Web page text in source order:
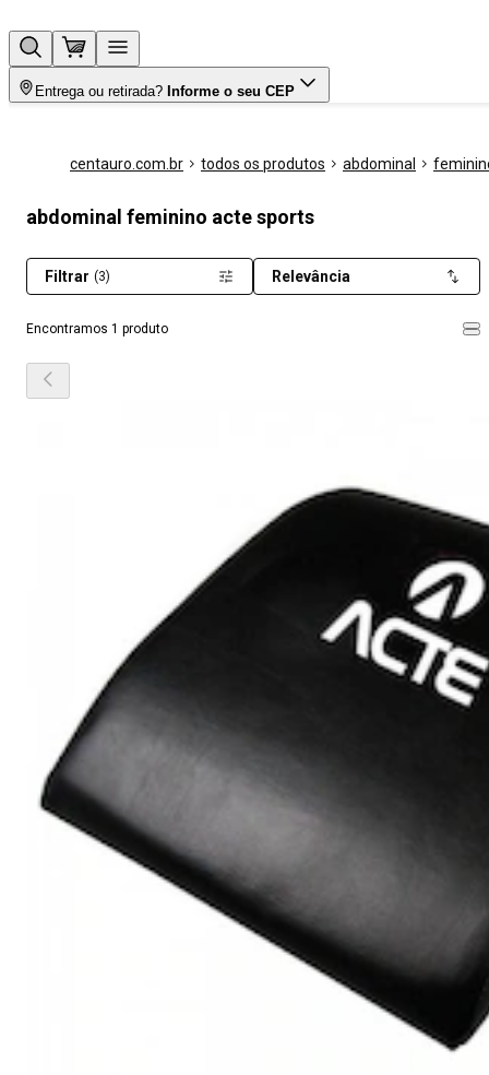
Entrega ou retirada? Informe o seu CEP
centauro.com.br todos os produtos abdominal
abdominal feminino acte sports
Encontramos 1 produto
Filtrar (3) Relevância